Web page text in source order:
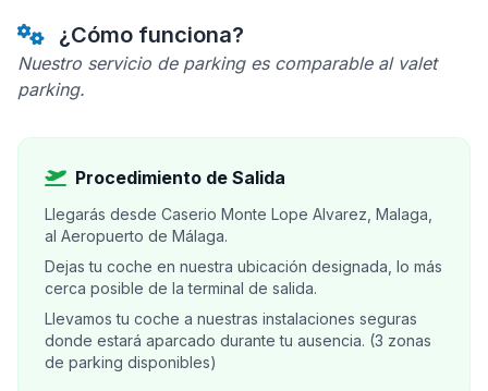
¿Cómo funciona?
Nuestro servicio de parking es comparable al valet
parking.
Procedimiento de Salida
Llegarás desde Caserio Monte Lope Alvarez, Malaga,
al Aeropuerto de Málaga.
Dejas tu coche en nuestra ubicación designada, lo más
cerca posible de la terminal de salida.
Llevamos tu coche a nuestras instalaciones seguras
donde estará aparcado durante tu ausencia. (3 zonas
de parking disponibles)